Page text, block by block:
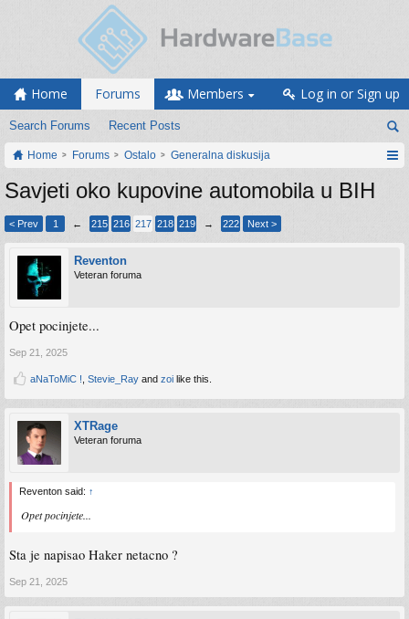
Home Forums
Search Forums Recent Posts
Members Log in or Sign up
Home Forums Ostalo Generalna diskusija
Savjeti oko kupovine automobila u BIH
< Prev 1 ← 215 216 217 218 219 → 222 Next >
Reventon
Veteran foruma
Opet pocinjete...
Sep 21, 2025
aNaToMiC ! Stevie_Ray and zoi like this.
XTRage
Veteran foruma
Reventon said: ↑
Opet pocinjete...
Sta je napisao Haker netacno ?
Sep 21, 2025